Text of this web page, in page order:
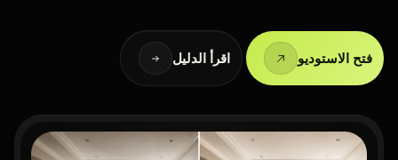
فتح الاستوديو اقرأ الدليل